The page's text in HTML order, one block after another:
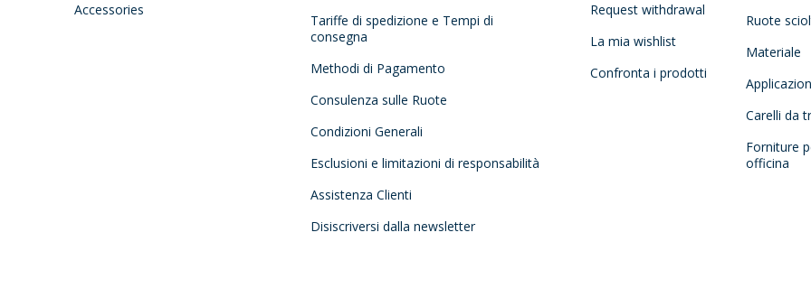
Accessories
Tariffe di spedizione e Tempi di
consegna
Methodi di Pagamento
Consulenza sulle Ruote
Condizioni Generali
Esclusioni e limitazioni di responsabilità
Assistenza Clienti
Disiscriversi dalla newsletter
Request withdrawal
La mia wishlist
Confronta i prodotti
Ruote
Materiale
Carelli da
Forniture
officina